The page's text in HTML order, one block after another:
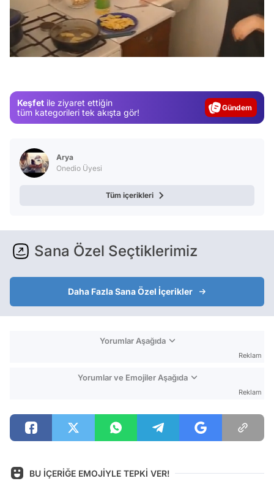
/
Keşfet ile ziyaret ettiğin
tüm kategorileri tek akışta gör!
Gündem
Arya
Onedio Üyesi
Tüm içerikleri
Sana Özel Seçtiklerimiz
Daha Fazla Sana Özel İçerikler
Yorumlar Aşağıda
Reklam
Yorumlar ve Emojiler Aşağıda
Reklam
BU İÇERİĞE EMOJİYLE TEPKİ VER!